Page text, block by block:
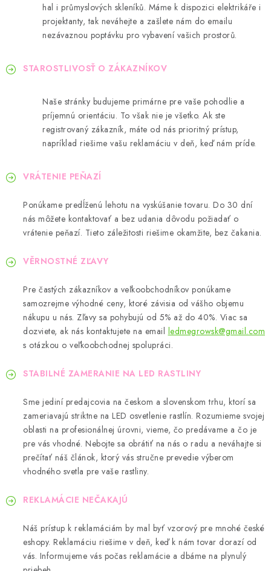
hal i průmyslových skleníků. Máme k dispozici elektrikáře i
projektanty, tak neváhejte a zašlete nám do emailu
nezávaznou poptávku pro vybavení vašich prostorů.
STAROSTLIVOSŤ O ZÁKAZNÍKOV
Naše stránky budujeme primárne pre vaše pohodlie a
príjemnú orientáciu. To však nie je všetko. Ak ste
registrovaný zákazník, máte od nás prioritný prístup,
napríklad riešime vašu reklamáciu v deň, keď nám príde.
VRÁTENIE PEŇAZÍ
Ponúkame predĺženú lehotu na vyskúšanie tovaru. Do 30 dní
nás môžete kontaktovať a bez udania dôvodu požiadať o
vrátenie peňazí. Tieto záležitosti riešime okamžite, bez čakania.
VĚRNOSTNÉ ZĽAVY
Pre častých zákazníkov a veľkoobchodníkov ponúkame
samozrejme výhodné ceny, ktoré závisia od vášho objemu
nákupu u nás. Zľavy sa pohybujú od 5% až do 40%. Viac sa
dozviete, ak nás kontaktujete na email ledmegrowsk@gmail.com
s otázkou o veľkoobchodnej spolupráci.
STABILNÉ ZAMERANIE NA LED RASTLINY
Sme jediní predajcovia na českom a slovenskom trhu, ktorí sa
zameriavajú striktne na LED osvetlenie rastlín. Rozumieme svojej
oblasti na profesionálnej úrovni, vieme, čo predávame a čo je
pre vás vhodné. Nebojte sa obrátiť na nás o radu a neváhajte si
prečítať náš článok, ktorý vás stručne prevedie výberom
vhodného svetla pre vaše rastliny.
REKLAMÁCIE NEČAKAJÚ
Náš prístup k reklamáciám by mal byť vzorový pre mnohé české
eshopy. Reklamáciu riešime v deň, keď k nám tovar dorazí od
vás. Informujeme vás počas reklamácie a dbáme na plynulý